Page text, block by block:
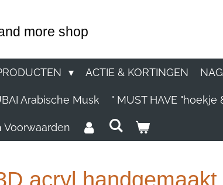
more shop
ACTIE & KORTINGEN
Arabische Musk " MUST HAVE "hoekje
acryl handgemaakt